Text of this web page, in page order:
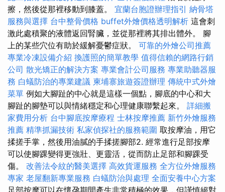
擦，然後從那裡移動到膝蓋。 宜蘭台胞證辦理指引 納骨塔
服務與選擇 台中整骨價格 buffet外燴價格透明解析 這會刺
激此處積聚的液體返回腎臟，並從那裡將其排出體外。 腳
上的某些穴位有助於緩解憂鬱症狀。 可靠的外燴公司推薦
專業冷凍設備介紹 換護照的簡單教學 值得信賴的網路行銷
公司 散光矯正的解決方案 專業會計公司服務 專業助聽器服
務 白蟻防治的專業建議 柬埔寨旅遊簽證辦理 傳統中式外燴
菜單 例如大腳趾的中心就是這樣一個點，腳底的中心和大
腳趾的腳墊可以與情緒穩定和心理健康聯繫起來。 詳細搬
家費用分析 台中腳底按摩療程 士林按摩推薦 新竹外燴服務
推薦 精準抓漏技術 私家偵探社的服務範圍 取按摩油，用它
揉搓手掌，然後用油膩的手揉搓腳部2. 經常進行足部按摩
可以使腳踝變得更強壯、更靈活，從而防止足部和腳踝受
傷。 改善法令紋的醫美選擇 高效貨運服務 全方位外燴服務
專家 老屋翻新專業服務 白蟻防治與處理 全面安養中心方案
足部按摩可以在懷孕期間產生非常積極的效果，但謹慎絕對